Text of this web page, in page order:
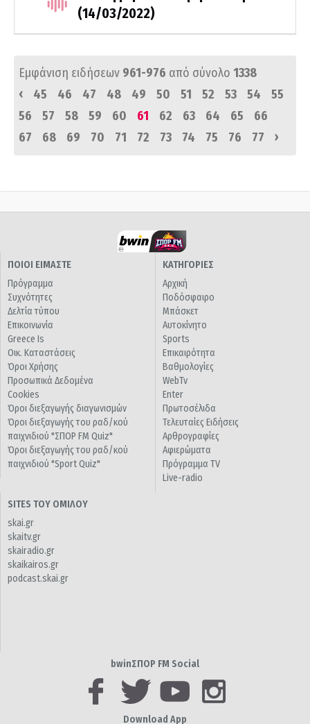
(14/03/2022)
Εμφάνιση ειδήσεων 961-976 από σύνολο 1338
‹
45 46 47 48 49 50 51 52 53 54
55
56
57 58 59 60 61 62 63 64 65
66
67
68 69 70 71 72 73 74 75 76 77 ›
ΠΟΙΟΙ ΕΙΜΑΣΤΕ
Πρόγραμμα
Συχνότητες
Δελτία τύπου
Επικοινωνία
Greece Is
Οικ. Καταστάσεις
Όροι Χρήσης
Προσωπικά Δεδομένα
Cookies
Όροι διεξαγωγής διαγωνισμών
Όροι διεξαγωγής του ραδ/κού
παιχνιδιού "ΣΠΟΡ FM Quiz"
Όροι διεξαγωγής του ραδ/κού
παιχνιδιού "Sport Quiz"
ΚΑΤΗΓΟΡΙΕΣ
Αρχική
Ποδόσφαιρο
Μπάσκετ
Αυτοκίνητο
Sports
Επικαιρότητα
Βαθμολογίες
WebTv
Enter
Πρωτοσέλιδα
Τελευταίες Ειδήσεις
Αρθρογραφίες
Αφιερώματα
Πρόγραμμα TV
Live-radio
SITES ΤΟΥ ΟΜΙΛΟΥ
skai.gr
skaitv.gr
skairadio.gr
skaikairos.gr
podcast.skai.gr
bwinΣΠΟΡ FM Social
Download App